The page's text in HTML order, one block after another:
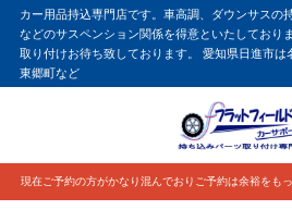
カー用品持込専門店です。車高調、ダウンサスの
などのサスペンション関係を得意といたしており
取り付けお待ち致しております。 愛知県日進市は
東郷町など
現在ご予約の方がかなり混んでおりご予約は余裕をも